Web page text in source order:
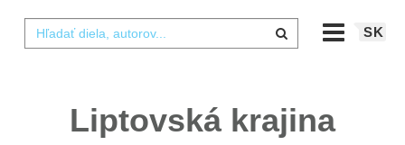
SK
Liptovská krajina